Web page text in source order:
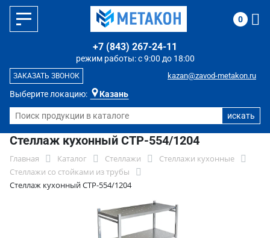
Выберите локацию: Казань
режим работы: с 9:00 до 18:00
+7 (843) 267-24-11
kazan@zavod-metakon.ru
ЗАКАЗАТЬ ЗВОНОК
0
Стеллаж кухонный СТР-554/1204
Главная Каталог Стеллажи
Стеллажи кухонные
Стеллажи со стойками из трубы
Стеллаж кухонный СТР-554/1204